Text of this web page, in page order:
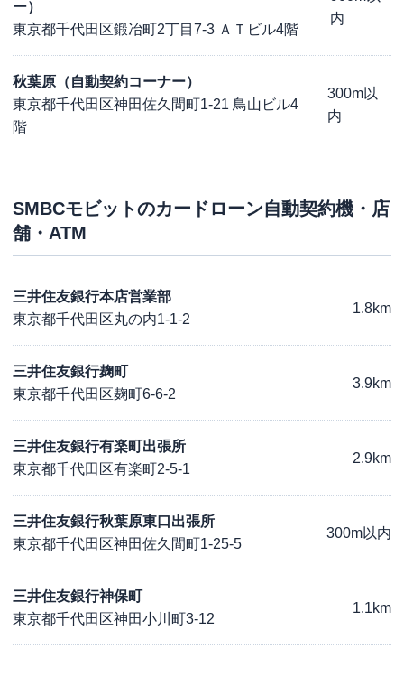
ー）
東京都千代田区鍛冶町2丁目7-3 ＡＴビル4階
内
秋葉原（自動契約コーナー）
東京都千代田区神田佐久間町1-21 鳥山ビル4
階
300m以
内
SMBCモビットのカードローン自動契約機・店
舗・ATM
三井住友銀行本店営業部
東京都千代田区丸の内1-1-2
1.8km
三井住友銀行麹町
東京都千代田区麹町6-6-2
3.9km
三井住友銀行有楽町出張所
東京都千代田区有楽町2-5-1
2.9km
三井住友銀行秋葉原東口出張所
東京都千代田区神田佐久間町1-25-5
300m以内
三井住友銀行神保町
東京都千代田区神田小川町3-12
1.1km